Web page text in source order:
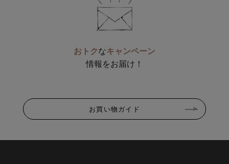
おトクなキャンペーン
情報をお届け！
お買い物ガイド